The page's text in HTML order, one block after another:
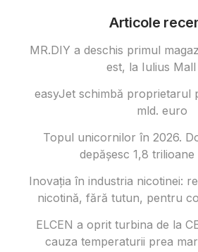
Articole
MR.DIY a deschis primul
est, la Iulius Mall
easyJet schimbă proprietarul
mld. euro
Topul unicornilor în 2026.
depășesc 1,8 trilioane
Inovația în industria nicotinei:
nicotină, fără tutun, pentru
ELCEN a oprit turbina de la
cauza temperaturii prea